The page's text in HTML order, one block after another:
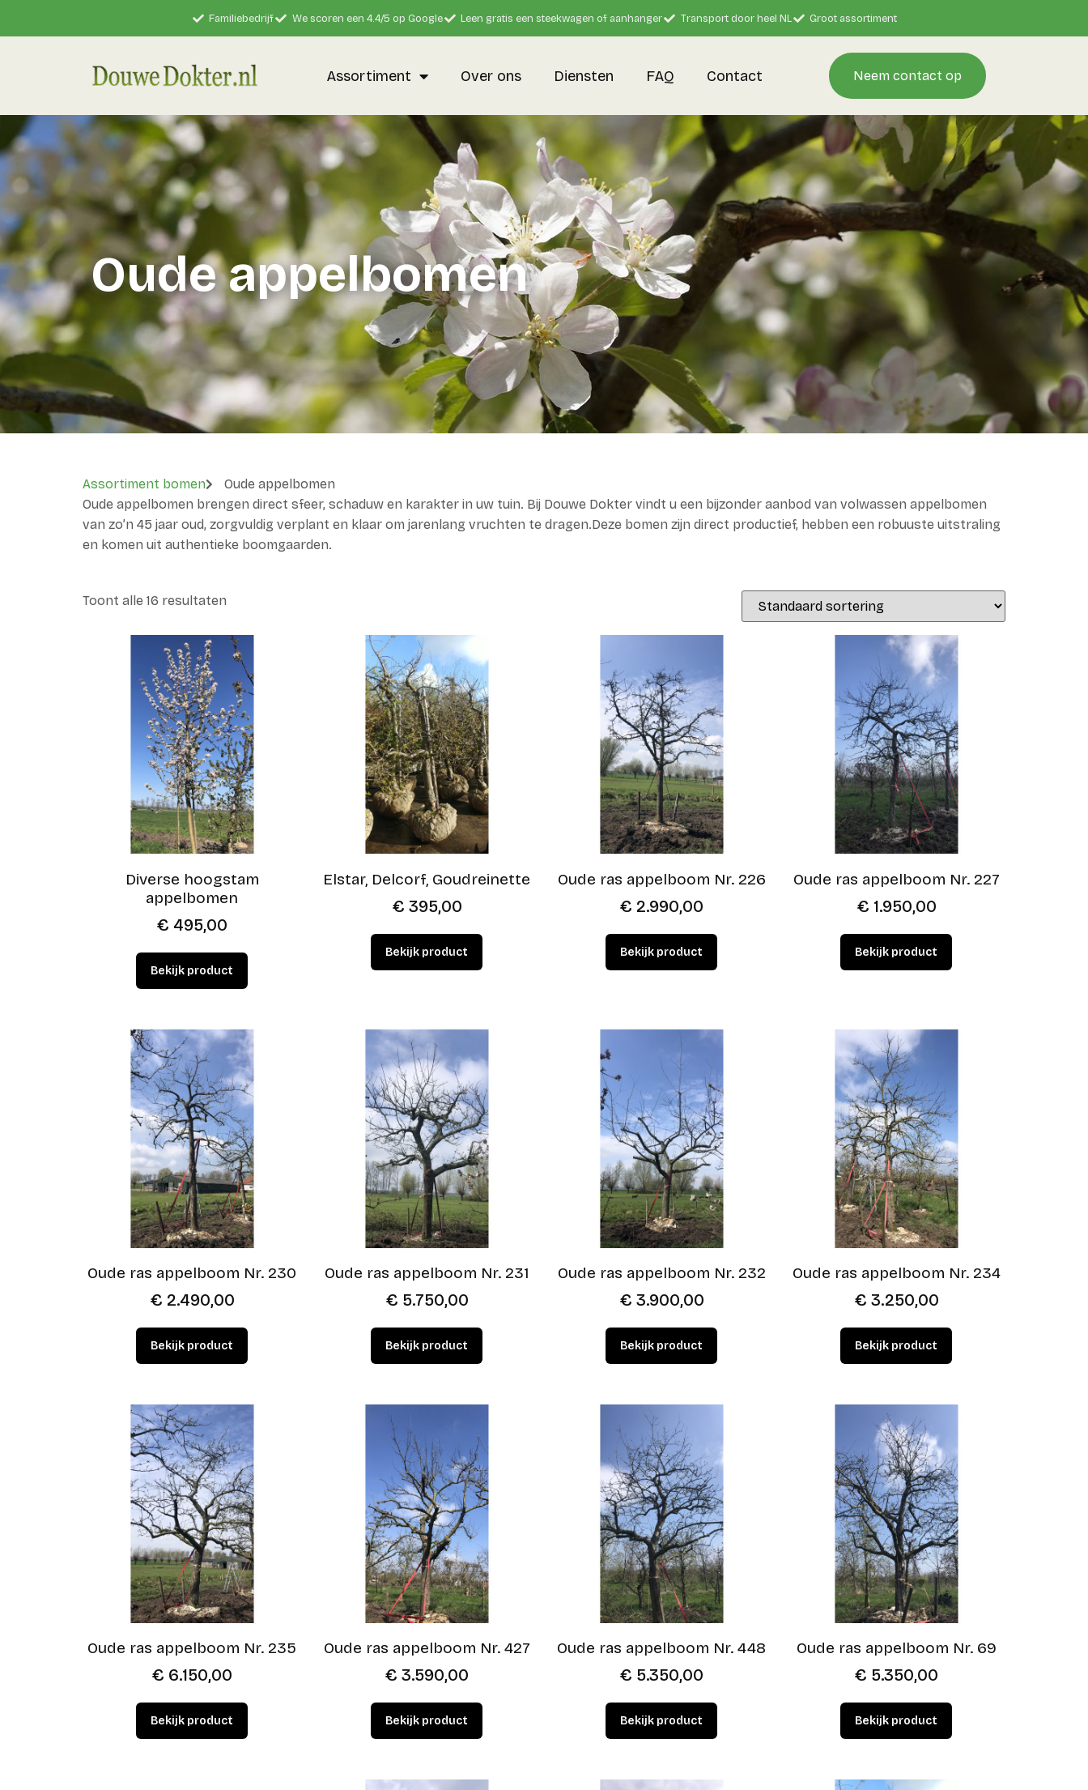
Familiebedrijf We scoren een 4.4/5 op Google Leen gratis een steekwagen of aanhanger Transport door heel NL Groot assortiment
Assortiment Over ons Diensten FAQ Contact Neem contact op
Oude appelbomen
Assortiment bomen
Oude appelbomen
Oude appelbomen brengen direct sfeer, schaduw en karakter in uw tuin. Bij Douwe Dokter vindt u een bijzonder aanbod van volwassen appelbomen
van zo’n 45 jaar oud, zorgvuldig verplant en klaar om jarenlang vruchten te dragen.Deze bomen zijn direct productief, hebben een robuuste uitstraling
en komen uit authentieke boomgaarden.
Toont alle 16 resultaten
Diverse hoogstam
appelbomen
€ 495,00
Elstar, Delcorf, Goudreinette
€ 395,00
Oude ras appelboom Nr. 226
€ 2.990,00
Oude ras appelboom Nr. 227
€ 1.950,00
Oude ras appelboom Nr. 230
€ 2.490,00
Oude ras appelboom Nr. 231
€ 5.750,00
Oude ras appelboom Nr. 232
€ 3.900,00
Oude ras appelboom Nr. 234
€ 3.250,00
Oude ras appelboom Nr. 235
€ 6.150,00
Oude ras appelboom Nr. 427
€ 3.590,00
Oude ras appelboom Nr. 448
€ 5.350,00
Oude ras appelboom Nr. 69
€ 5.350,00